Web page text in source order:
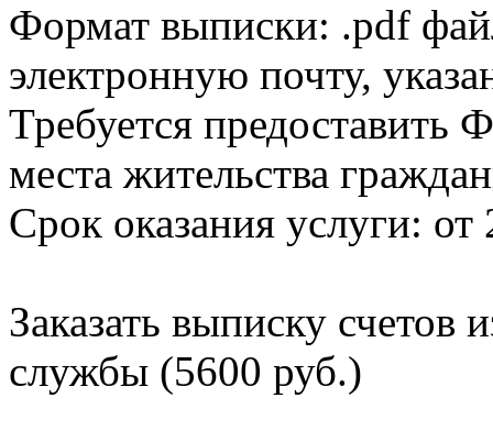
Формат выписки: .pdf
электронную почту,
Требуется
места жительства
Срок оказания услуги: от
Заказать выписку счетов
службы (5600 руб.)